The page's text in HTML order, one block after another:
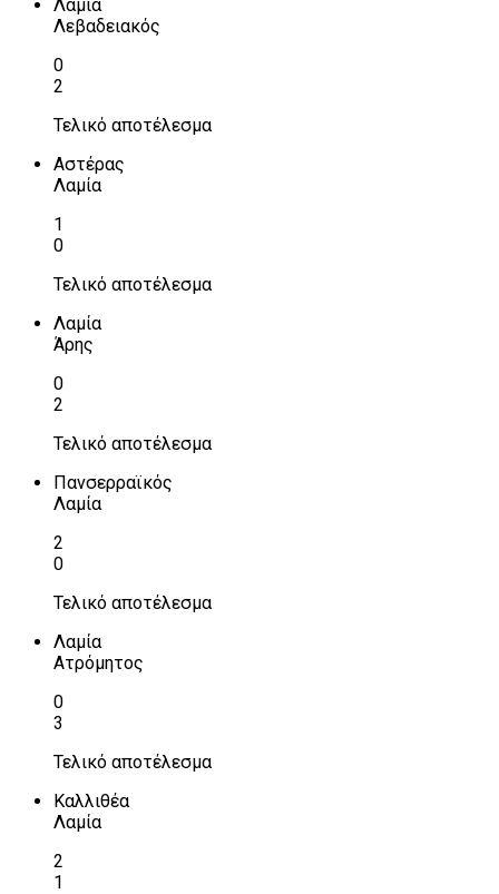
Λαμία
Λεβαδειακός
0
2
Τελικό αποτέλεσμα
Αστέρας
Λαμία
1
0
Τελικό αποτέλεσμα
Λαμία
Άρης
0
2
Τελικό αποτέλεσμα
Πανσερραϊκός
Λαμία
2
0
Τελικό αποτέλεσμα
Λαμία
Ατρόμητος
0
3
Τελικό αποτέλεσμα
Καλλιθέα
Λαμία
2
1